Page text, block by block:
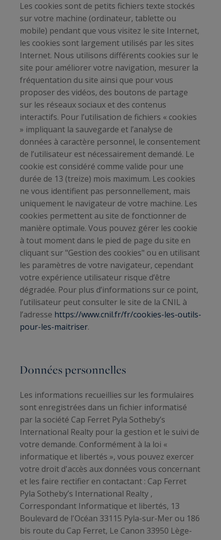
Les cookies sont de petits fichiers texte stockés
sur votre machine (ordinateur, tablette ou
mobile) pendant que vous visitez le site Internet,
les cookies sont largement utilisés par les sites
Internet. Nous utilisons différents cookies sur le
site pour améliorer votre navigation, mesurer la
fréquentation du site ainsi que pour vous
proposer des vidéos, des boutons de partage
sur les réseaux sociaux et des contenus
interactifs. Pour l’utilisation de fichiers « cookies
» impliquant la sauvegarde et l’analyse de
données à caractère personnel, le consentement
de l’utilisateur est nécessairement demandé. Le
cookie est considéré comme valide pour une
durée de 13 (treize) mois maximum. Les cookies
ne vous identifient pas personnellement, mais
uniquement le navigateur de votre machine. Les
cookies permettent au site de fonctionner de
manière optimale. Vous pouvez gérer les cookie
à tout moment dans le pied de page du site en
cliquant sur "Gestion des cookies" ou en utilisant
les paramètres de votre navigateur, cependant
votre expérience utilisateur risque d’être
dégradée. Pour plus d’informations sur ce point,
l’utilisateur peut consulter le site de la CNIL à
l’adresse https://www.cnil.fr/fr/cookies-les-outils-
pour-les-maitriser.
Données personnelles
Les informations recueillies sur les formulaires
sont enregistrées dans un fichier informatisé
par la société Cap Ferret Pyla Sotheby’s
International Realty pour la gestion et le suivi de
votre demande. Conformément à la loi «
informatique et libertés », vous pouvez exercer
votre droit d'accès aux données vous concernant
et les faire rectifier en contactant : Cap Ferret
Pyla Sotheby’s International Realty ,
Correspondant Informatique et libertés, 13
Boulevard de l'Océan 33115 Pyla-sur-Mer ou 186
bis route du Cap Ferret, Le Canon 33950 Lège-